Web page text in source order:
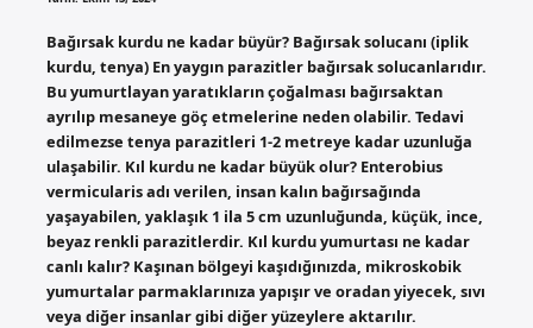
Bağırsak kurdu ne kadar büyür? Bağırsak solucanı (iplik
kurdu, tenya) En yaygın parazitler bağırsak solucanlarıdır.
Bu yumurtlayan yaratıkların çoğalması bağırsaktan
ayrılıp mesaneye göç etmelerine neden olabilir. Tedavi
edilmezse tenya parazitleri 1-2 metreye kadar uzunluğa
ulaşabilir. Kıl kurdu ne kadar büyük olur? Enterobius
vermicularis adı verilen, insan kalın bağırsağında
yaşayabilen, yaklaşık 1 ila 5 cm uzunluğunda, küçük, ince,
beyaz renkli parazitlerdir. Kıl kurdu yumurtası ne kadar
canlı kalır? Kaşınan bölgeyi kaşıdığınızda, mikroskobik
yumurtalar parmaklarınıza yapışır ve oradan yiyecek, sıvı
veya diğer insanlar gibi diğer yüzeylere aktarılır.